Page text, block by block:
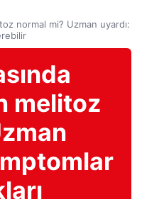
normal mi? Uzman uyardı:
melitoz